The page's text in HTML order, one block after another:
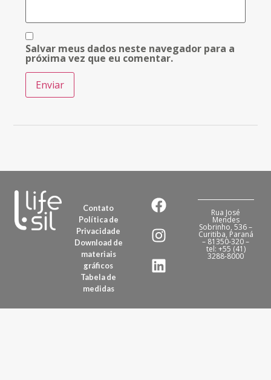
Salvar meus dados neste navegador para a
próxima vez que eu comentar.
Contato
Política de
Privacidade
Download de
materiais
gráficos
Tabela de
medidas
Rua José
Mendes
Sobrinho, 536 –
Curitiba, Paraná
– 81350-320 –
tel: +55 (41)
3288-8000